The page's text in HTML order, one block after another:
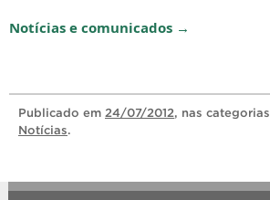
Notícias e comunicados →
Publicado em 24/07/2012, nas categorias
Notícias.